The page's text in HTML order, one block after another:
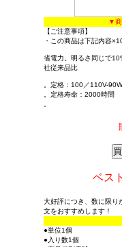
▼商
【ご注意事項】
・この商品は下記内容
省電力。明るさ同じで
社従来品比
。定格：100／110V-
。定格寿命：2000時間
ベス
大好評につき、数に限り
文をおすすめします！
●単位1個
●入り数1個